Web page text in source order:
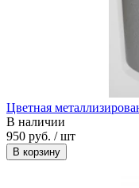
Цветная
В наличии
950 руб. / шт
В корзину